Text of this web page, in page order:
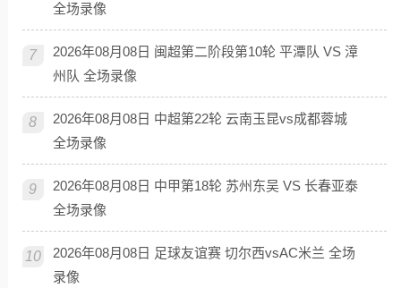
全场录像
7
2026年08月08日 闽超第二阶段第10轮 平潭队 VS 漳
州队 全场录像
8
2026年08月08日 中超第22轮 云南玉昆vs成都蓉城
全场录像
9
2026年08月08日 中甲第18轮 苏州东吴 VS 长春亚泰
全场录像
10
2026年08月08日 足球友谊赛 切尔西vsAC米兰 全场
录像